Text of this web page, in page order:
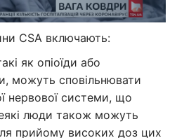
CSA включають:
як опіоїди або
можуть сповільнювати
нервової системи, що
люди також можуть
прийому високих доз цих